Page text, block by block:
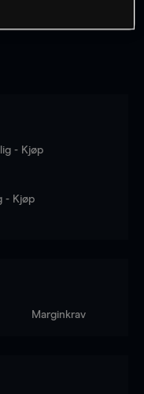
- Kjøp
- Kjøp
Marginkrav